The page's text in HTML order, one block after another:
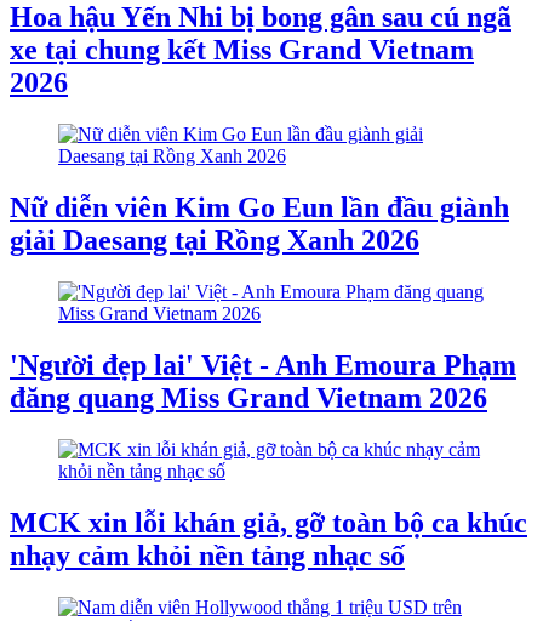
Hoa hậu Yến Nhi bị bong gân sau cú ngã
xe tại chung kết Miss Grand Vietnam
2026
Nữ diễn viên Kim Go Eun lần đầu giành
giải Daesang tại Rồng Xanh 2026
'Người đẹp lai' Việt - Anh Emoura Phạm
đăng quang Miss Grand Vietnam 2026
MCK xin lỗi khán giả, gỡ toàn bộ ca khúc
nhạy cảm khỏi nền tảng nhạc số